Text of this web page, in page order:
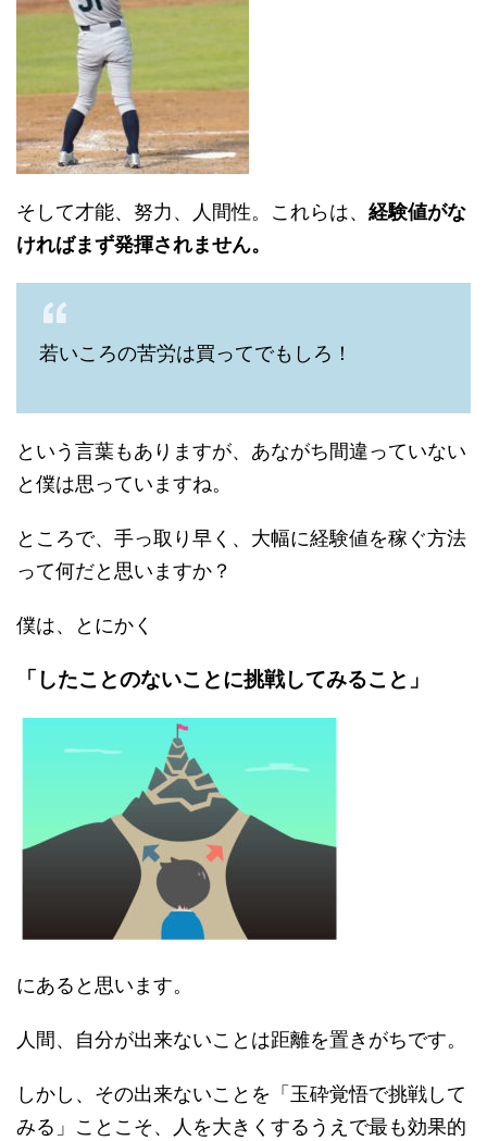
そして才能、努力、人間性。これらは、 経験値がな
ければまず発揮されません。
若いころの苦労は買ってでもしろ！
という言葉もありますが、あながち間違っていない
と僕は思っていますね。
ところで、手っ取り早く、大幅に経験値を稼ぐ方法
って何だと思いますか？
僕は、とにかく
「したことのないことに挑戦してみること」
にあると思います。
人間、自分が出来ないことは距離を置きがちです。
しかし、その出来ないことを「玉砕覚悟で挑戦して
みる」ことこそ、人を大きくするうえで最も効果的